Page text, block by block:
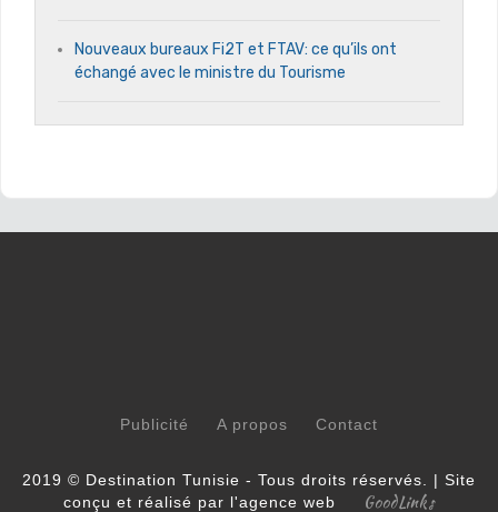
Nouveaux bureaux Fi2T et FTAV: ce qu’ils ont
échangé avec le ministre du Tourisme
Publicité A propos Contact
2019 © Destination Tunisie - Tous droits réservés. | Site
conçu et réalisé par l'agence web
GoodLinks